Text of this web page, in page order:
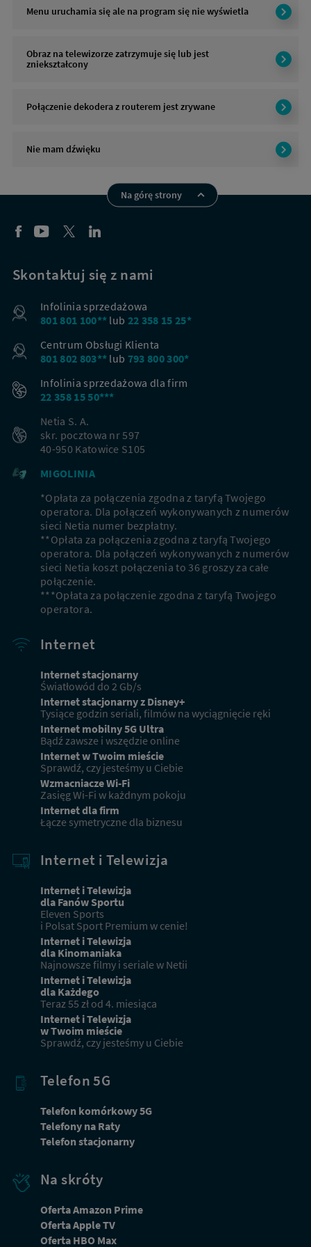
Menu uruchamia się ale na program się nie wyświetla
Obraz na telewizorze zatrzymuje się lub jest
zniekształcony
Połączenie dekodera z routerem jest zrywane
Nie mam dźwięku
Na górę strony
Skontaktuj się z nami
Infolinia sprzedażowa
801 801 100** lub 22 358 15 25*
Centrum Obsługi Klienta
801 802 803** lub 793 800 300*
Infolinia sprzedażowa dla firm
22 358 15 50***
Netia S. A.
skr. pocztowa nr 597
40-950 Katowice S105
MIGOLINIA
*Opłata za połączenia zgodna z taryfą Twojego
operatora. Dla połączeń wykonywanych z numerów
sieci Netia numer bezpłatny.
**Opłata za połączenia zgodna z taryfą Twojego
operatora. Dla połączeń wykonywanych z numerów
sieci Netia koszt połączenia to 36 groszy za całe
połączenie.
***Opłata za połączenie zgodna z taryfą Twojego
operatora.
Internet
Internet stacjonarny
Światłowód do 2 Gb/s
Internet stacjonarny z Disney+
Tysiące godzin seriali, filmów na wyciągnięcie ręki
Internet mobilny 5G Ultra
Bądź zawsze i wszędzie online
Internet w Twoim mieście
Sprawdź, czy jesteśmy u Ciebie
Wzmacniacze Wi-Fi
Zasięg Wi-Fi w każdnym pokoju
Internet dla firm
Łącze symetryczne dla biznesu
Internet i Telewizja
Internet i Telewizja
dla Fanów Sportu
Eleven Sports
i Polsat Sport Premium w cenie!
Internet i Telewizja
dla Kinomaniaka
Najnowsze filmy i seriale w Netii
Internet i Telewizja
dla Każdego
Teraz 55 zł od 4. miesiąca
Internet i Telewizja
w Twoim mieście
Sprawdź, czy jesteśmy u Ciebie
Telefon 5G
Telefon komórkowy 5G
Telefony na Raty
Telefon stacjonarny
Na skróty
Oferta Amazon Prime
Oferta Apple TV
Oferta HBO Max